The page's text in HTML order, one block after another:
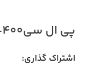
پی ال سیS7-400کد6ES7468-1BB50-0AA0
اشتراک گذاری: